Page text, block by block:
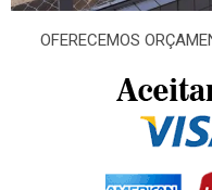
OFERECEMOS